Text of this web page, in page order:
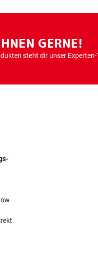
GERNE!
steht dir unser